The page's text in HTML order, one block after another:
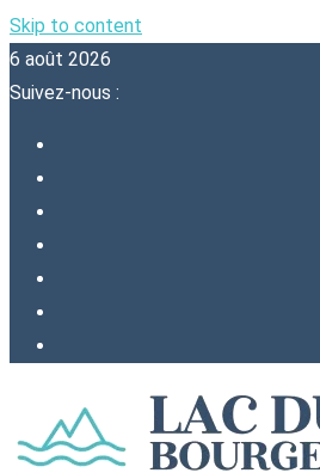
Skip to content
6 août 2026
Suivez-nous :